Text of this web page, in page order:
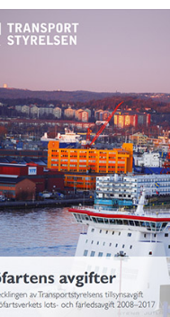
Rapporter inom